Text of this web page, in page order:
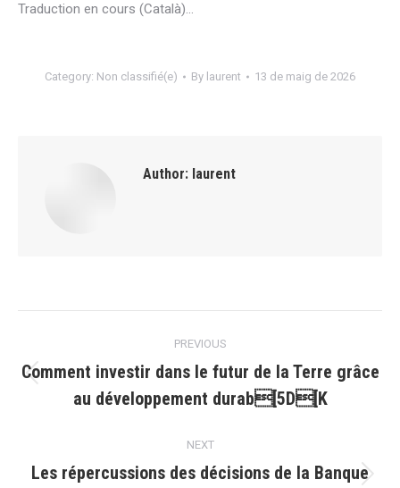
Traduction en cours (Català)…
Category: Non classifié(e) By laurent 13 de maig de 2026
Author: laurent
navigation
PREVIOUS
post:
Comment investir dans le futur de la Terre grâce
au développement durab[5D[K
NEXT
Les répercussions des décisions de la Banque